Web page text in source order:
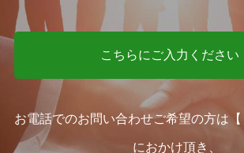
こちらにご入力ください
お電話でのお問い合わせご希望の方は【
におかけ頂き、